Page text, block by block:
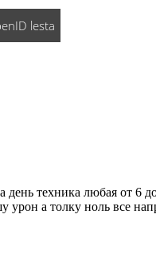
lesta
день техника любая от
а толку ноль все